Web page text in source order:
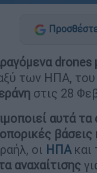
drones
των ΗΠΑ, του
στις 28
αυτά
οι ΗΠΑ και
αναχαίτισης